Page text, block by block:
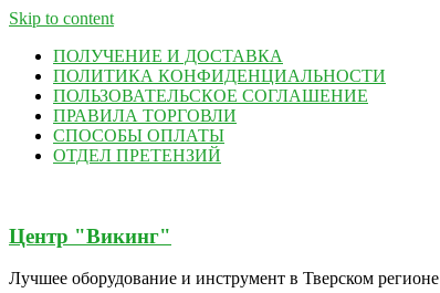
Skip to content
ПОЛУЧЕНИЕ И ДОСТАВКА
ПОЛИТИКА КОНФИДЕНЦИАЛЬНОСТИ
ПОЛЬЗОВАТЕЛЬСКОЕ СОГЛАШЕНИЕ
ПРАВИЛА ТОРГОВЛИ
СПОСОБЫ ОПЛАТЫ
ОТДЕЛ ПРЕТЕНЗИЙ
Центр "Викинг"
Лучшее оборудование и инструмент в Тверском регионе